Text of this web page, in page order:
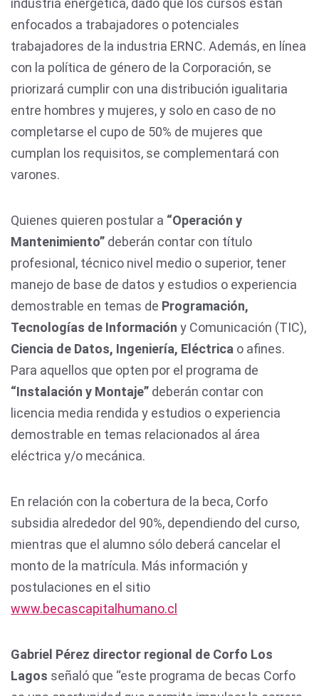
industria energética, dado que los cursos están
enfocados a trabajadores o potenciales
trabajadores de la industria ERNC. Además, en línea
con la política de género de la Corporación, se
priorizará cumplir con una distribución igualitaria
entre hombres y mujeres, y solo en caso de no
completarse el cupo de 50% de mujeres que
cumplan los requisitos, se complementará con
varones.
Quienes quieren postular a “Operación y
Mantenimiento” deberán contar con título
profesional, técnico nivel medio o superior, tener
manejo de base de datos y estudios o experiencia
demostrable en temas de Programación,
Tecnologías de Información y Comunicación (TIC),
Ciencia de Datos, Ingeniería, Eléctrica o afines.
Para aquellos que opten por el programa de
“Instalación y Montaje” deberán contar con
licencia media rendida y estudios o experiencia
demostrable en temas relacionados al área
eléctrica y/o mecánica.
En relación con la cobertura de la beca, Corfo
subsidia alrededor del 90%, dependiendo del curso,
mientras que el alumno sólo deberá cancelar el
monto de la matrícula. Más información y
postulaciones en el sitio
www.becascapitalhumano.cl
Gabriel Pérez director regional de Corfo Los
Lagos señaló que “este programa de becas Corfo